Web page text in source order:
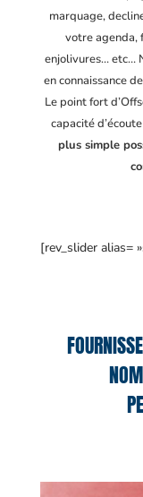
marquage,
votre agenda,
enjolivures… etc…
en connaissance
Le point fort
capacité
plus simple
[rev_slider alias=